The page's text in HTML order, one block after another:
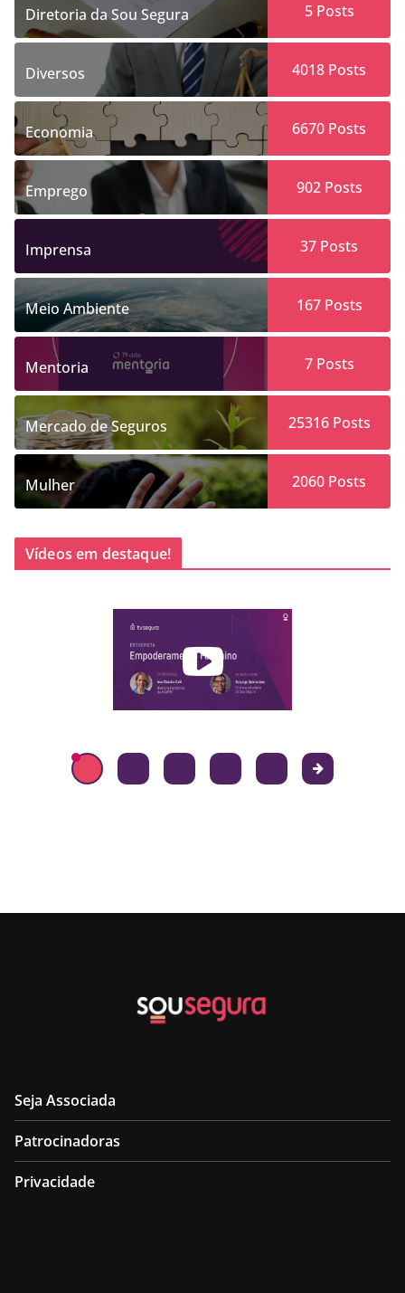
Diretoria da Sou Segura 5Posts
Diversos 4018 Posts
Economia 6670 Posts
Emprego 902Posts
Imprensa 37 Posts
Meio Ambiente 167Posts
Mentoria 7Posts
Mercado de Seguros 25316Posts
Mulher 2060 Posts
Vídeos em destaque!
Seja Associada
Patrocinadoras
Privacidade